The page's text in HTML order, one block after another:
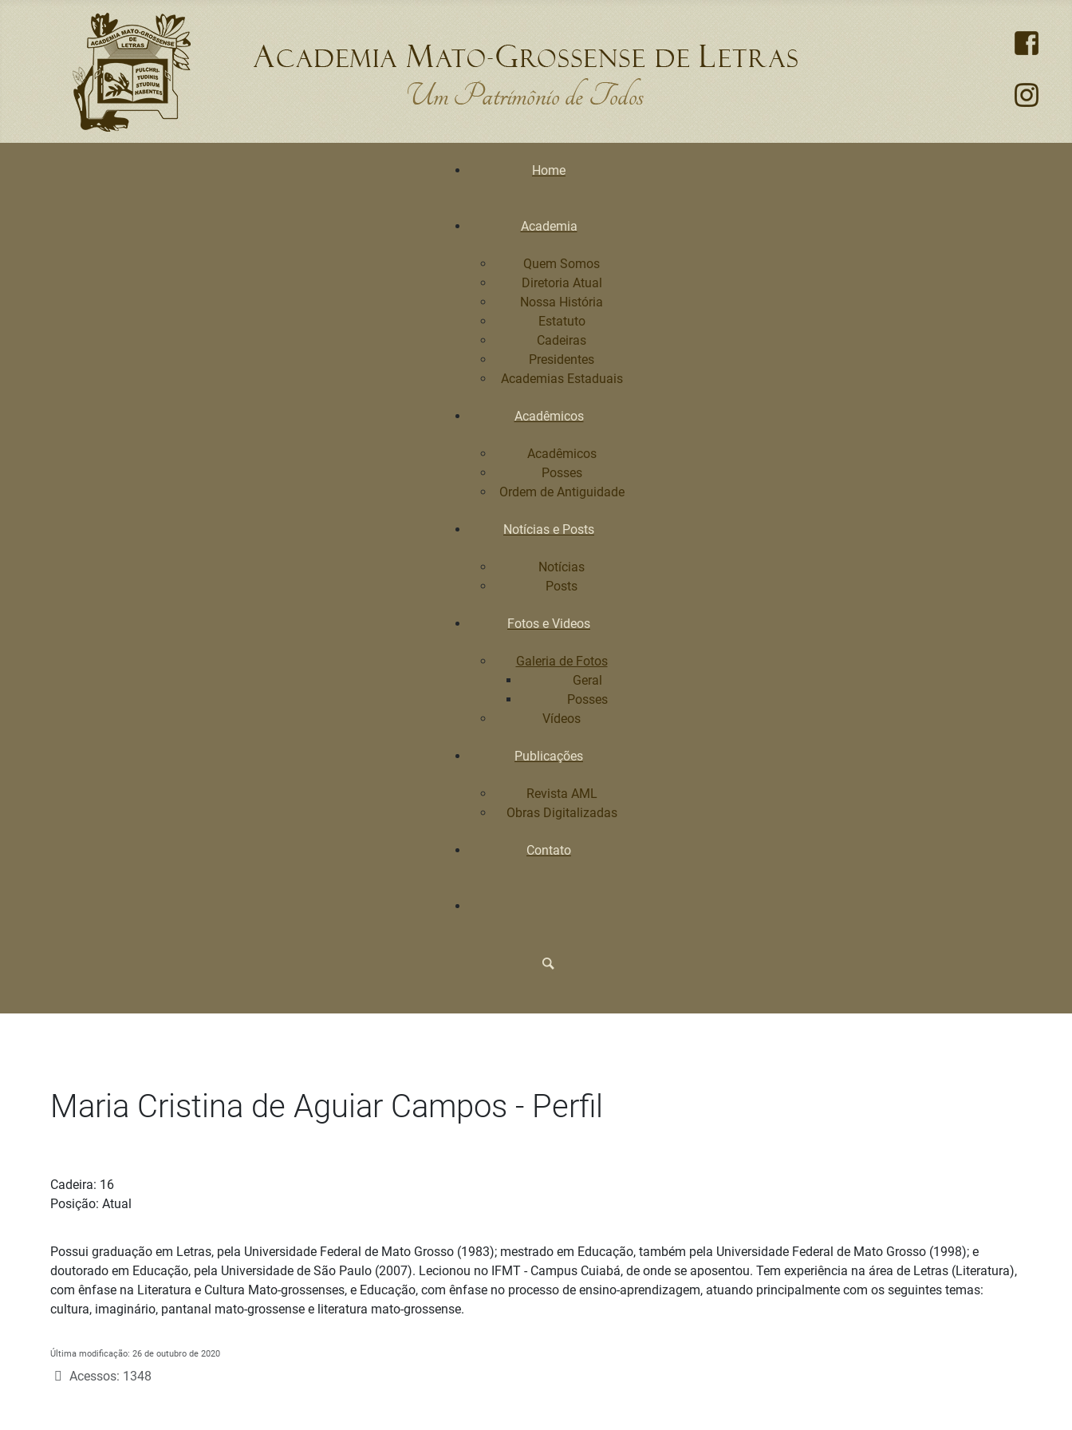
Home
Academia
Quem Somos
Diretoria Atual
Nossa História
Estatuto
Cadeiras
Presidentes
Academias Estaduais
Acadêmicos
Acadêmicos
Posses
Ordem de Antiguidade
Notícias e Posts
Notícias
Posts
Fotos e Videos
Galeria de Fotos
Geral
Posses
Vídeos
Publicações
Revista AML
Obras Digitalizadas
Contato
Maria Cristina de Aguiar Campos - Perfil
Cadeira: 16
Posição: Atual
Possui graduação em Letras, pela Universidade Federal de Mato Grosso (1983); mestrado em Educação, também pela Universidade Federal de Mato Grosso (1998); e
doutorado em Educação, pela Universidade de São Paulo (2007). Lecionou no IFMT - Campus Cuiabá, de onde se aposentou. Tem experiência na área de Letras (Literatura),
com ênfase na Literatura e Cultura Mato-grossenses, e Educação, com ênfase no processo de ensino-aprendizagem, atuando principalmente com os seguintes temas:
cultura, imaginário, pantanal mato-grossense e literatura mato-grossense.
Última modificação: 26 de outubro de 2020
Acessos: 1348